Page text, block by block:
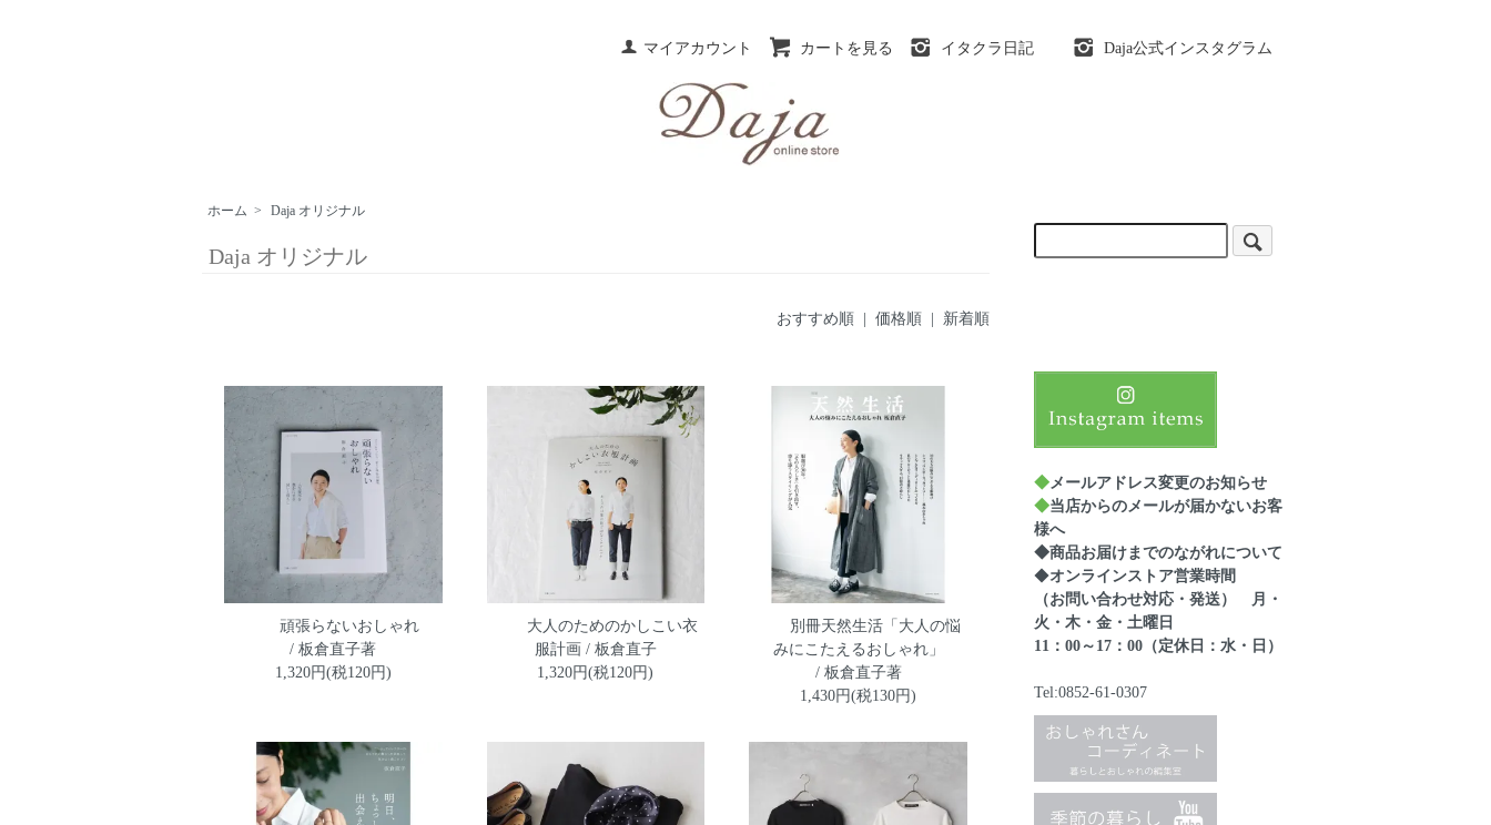
マイアカウント カートを見る イタクラ日記 Daja公式インスタグラム
ホーム > Daja オリジナル
Daja オリジナル
おすすめ順 | 価格順 | 新着順
頑張らないおしゃれ
/ 板倉直子著
1,320円(税120円)
大人のためのかしこい衣
服計画 / 板倉直子
1,320円(税120円)
別冊天然生活「大人の悩
みにこたえるおしゃれ」
/ 板倉直子著
1,430円(税130円)
◆ メールアドレス変更のお知らせ
◆当店からのメールが届かないお客
様へ
◆商品お届けまでのながれについて
◆オンラインストア営業時間
（お問い合わせ対応・発送） 月・
火・木・金・土曜日
11：00～17：00（定休日：水・日）
Tel:0852-61-0307